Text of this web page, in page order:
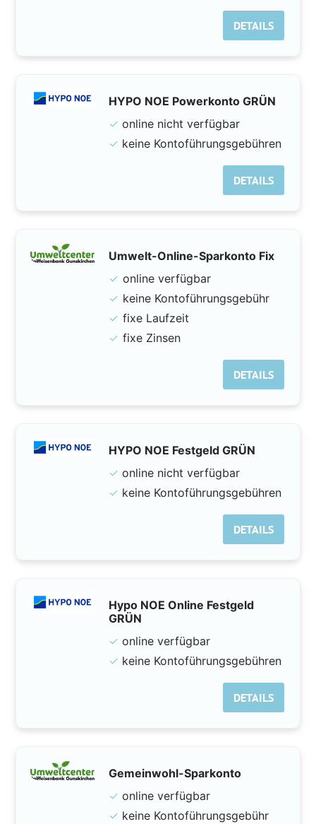
DETAILS
HYPO NOE Powerkonto GRÜN
✓ online nicht verfügbar
✓ keine Kontoführungsgebühren
DETAILS
Umwelt-Online-Sparkonto Fix
✓ online verfügbar
✓ keine Kontoführungsgebühr
✓ fixe Laufzeit
✓ fixe Zinsen
DETAILS
HYPO NOE Festgeld GRÜN
✓ online nicht verfügbar
✓ keine Kontoführungsgebühren
DETAILS
Hypo NOE Online Festgeld
GRÜN
✓ online verfügbar
✓ keine Kontoführungsgebühren
DETAILS
Gemeinwohl-Sparkonto
✓ online verfügbar
✓ keine Kontoführungsgebühr